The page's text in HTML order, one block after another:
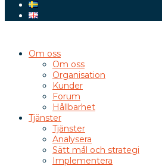
Om oss
Om oss
Organisation
Kunder
Forum
Hållbarhet
Tjänster
Tjänster
Analysera
Sätt mål och strategi
Implementera